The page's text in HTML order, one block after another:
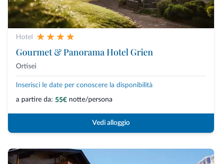
Hotel
Gourmet & Panorama Hotel Grien
Ortisei
Inserisci le date per conoscere la disponibilità
a partire da: 55€ notte/persona
Vedi alloggio